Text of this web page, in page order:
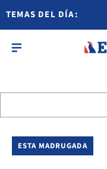
TEMAS DEL DÍA:
ESTA MADRUGADA